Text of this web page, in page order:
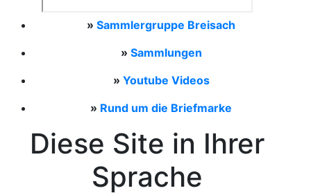
» Sammlergruppe Breisach
» Sammlungen
» Youtube Videos
» Rund um die Briefmarke
Diese Site in Ihrer
Sprache